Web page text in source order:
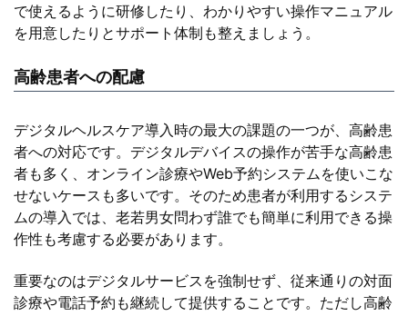
で使えるように研修したり、わかりやすい操作マニュアル
を用意したりとサポート体制も整えましょう。
高齢患者への配慮
デジタルヘルスケア導入時の最大の課題の一つが、高齢患
者への対応です。デジタルデバイスの操作が苦手な高齢患
者も多く、オンライン診療やWeb予約システムを使いこな
せないケースも多いです。そのため患者が利用するシステ
ムの導入では、老若男女問わず誰でも簡単に利用できる操
作性も考慮する必要があります。
重要なのはデジタルサービスを強制せず、従来通りの対面
診療や電話予約も継続して提供することです。ただし高齢